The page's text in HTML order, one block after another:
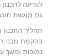
לוודעה
גם מוגשת
תהליך התכנון
בהקמת מבני
נמוכות ומשך